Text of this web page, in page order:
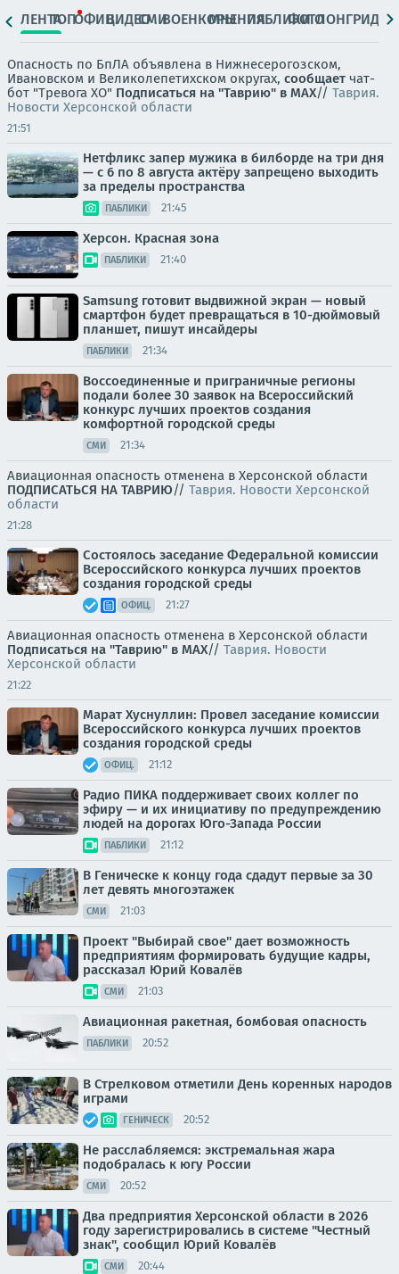
ЛЕНТАТОПОФИЦ.ВИДЕОСМИВОЕНКОРЫМНЕНИЯПАБЛИКИ
ФОТОЛОНГРИДЫ
Опасность по БпЛА объявлена в Нижнесерогозском,
Ивановском и Великолепетихском округах, сообщает чат-
бот "Тревога ХО" Подписаться на "Таврию" в MAX// Таврия.
Новости Херсонской области
21:51
Нетфликс запер мужика в билборде на три дня
— с 6 по 8 августа актёру запрещено выходить
за пределы пространства
ПАБЛИКИ 21:45
Херсон. Красная зона
ПАБЛИКИ 21:40
Samsung готовит выдвижной экран — новый
смартфон будет превращаться в 10-дюймовый
планшет, пишут инсайдеры
ПАБЛИКИ 21:34
Воссоединенные и приграничные регионы
подали более 30 заявок на Всероссийский
конкурс лучших проектов создания
комфортной городской среды
СМИ 21:34
Авиационная опасность отменена в Херсонской области
ПОДПИСАТЬСЯ НА ТАВРИЮ// Таврия. Новости Херсонской
области
21:28
Состоялось заседание Федеральной комиссии
Всероссийского конкурса лучших проектов
создания городской среды
ОФИЦ. 21:27
Авиационная опасность отменена в Херсонской области
Подписаться на "Таврию" в MAX// Таврия. Новости
Херсонской области
21:22
Марат Хуснуллин: Провел заседание комиссии
Всероссийского конкурса лучших проектов
создания городской среды
ОФИЦ. 21:12
Радио ПИКА поддерживает своих коллег по
эфиру — и их инициативу по предупреждению
людей на дорогах Юго-Запада России
ПАБЛИКИ 21:12
В Геническе к концу года сдадут первые за 30
лет девять многоэтажек
СМИ 21:03
Проект "Выбирай свое" дает возможность
предприятиям формировать будущие кадры,
рассказал Юрий Ковалёв
СМИ 21:03
Авиационная ракетная, бомбовая опасность
ПАБЛИКИ 20:52
В Стрелковом отметили День коренных народов
играми
ГЕНИЧЕСК 20:52
Не расслабляемся: экстремальная жара
подобралась к югу России
СМИ 20:52
Два предприятия Херсонской области в 2026
году зарегистрировались в системе "Честный
знак", сообщил Юрий Ковалёв
СМИ 20:44